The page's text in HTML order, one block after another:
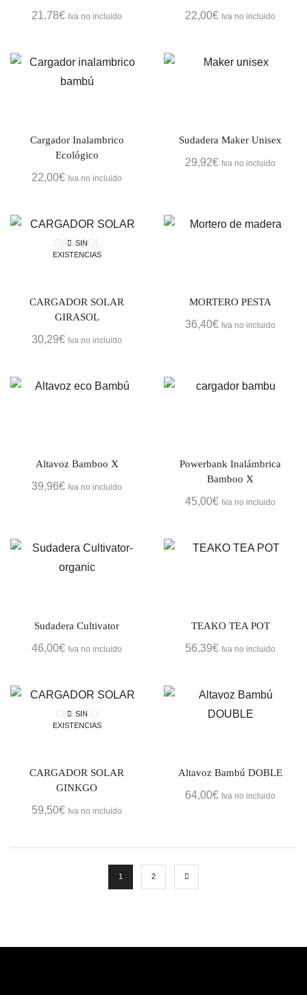
21,78€ Iva no incluido 22,00€ Iva no incluido
Cargador Inalambrico
Ecológico
22,00€ Iva no incluido
Sudadera Maker Unisex
29,92€ Iva no incluido
SIN
EXISTENCIAS
CARGADOR SOLAR
GIRASOL
30,29€ Iva no incluido
MORTERO PESTA
36,40€ Iva no incluido
Altavoz Bamboo X
39,96€ Iva no incluido
Powerbank Inalámbrica
Bamboo X
45,00€ Iva no incluido
Sudadera Cultivator
46,00€ Iva no incluido
TEAKO TEA POT
56,39€ Iva no incluido
SIN
EXISTENCIAS
CARGADOR SOLAR
GINKGO
59,50€ Iva no incluido
Altavoz Bambú DOBLE
64,00€ Iva no incluido
1 2